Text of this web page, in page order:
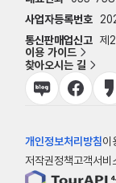
사업자등록번호
통신판매업신고 제
이용 가이드
찾아오시는 길
개인정보처리방침이
저작권정책고객서비